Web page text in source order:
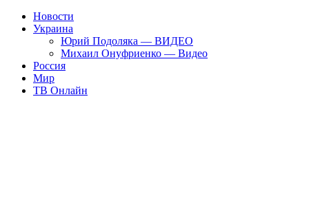
Новости
Украина
Юрий Подоляка — ВИДЕО
Михаил Онуфриенко — Видео
Россия
Мир
ТВ Онлайн